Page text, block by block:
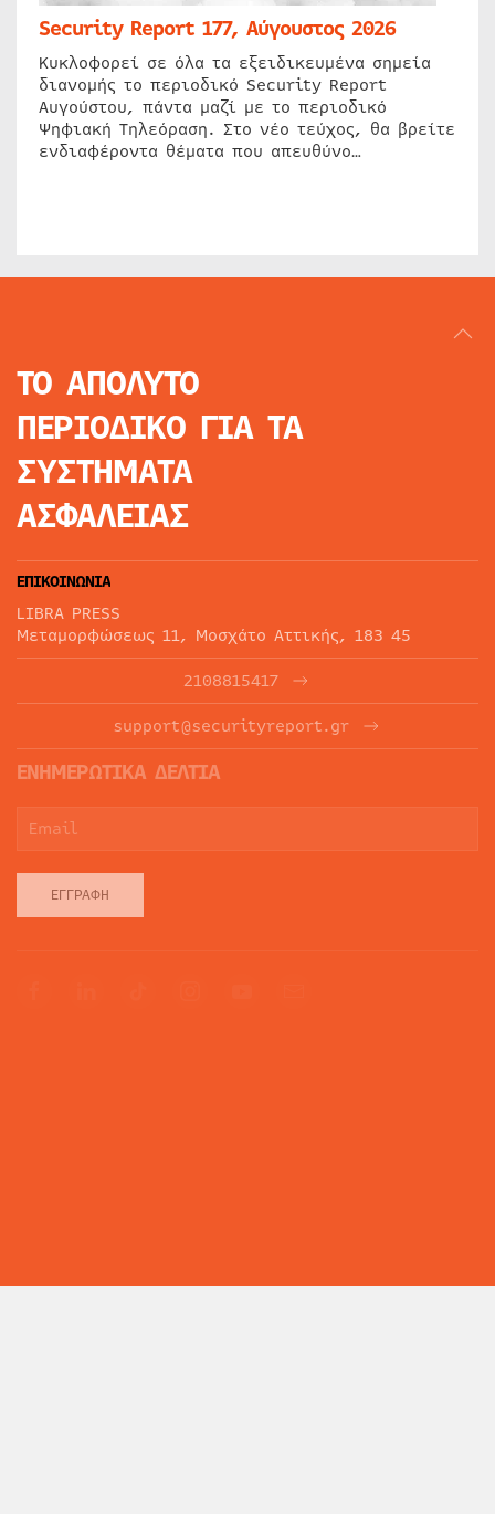
Security Report 177, Αύγουστος 2026
Κυκλοφορεί σε όλα τα εξειδικευμένα σημεία
διανομής το περιοδικό Security Report
Αυγούστου, πάντα μαζί με το περιοδικό
Ψηφιακή Τηλεόραση. Στο νέο τεύχος, θα βρείτε
ενδιαφέροντα θέματα που απευθύνο…
ΤΟ ΑΠΟΛΥΤΟ
ΠΕΡΙΟΔΙΚΟ ΓΙΑ ΤΑ
ΣΥΣΤΗΜΑΤΑ
ΑΣΦΑΛΕΙΑΣ
ΕΠΙΚΟΙΝΩΝΙΑ
LIBRA PRESS
Μεταμορφώσεως 11, Μοσχάτο Αττικής, 183 45
2108815417
support@securityreport.gr
ΕΝΗΜΕΡΩΤΙΚΑ ΔΕΛΤΙΑ
ΕΓΓΡΑΦΉ